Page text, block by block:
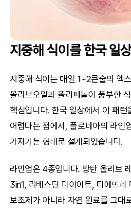
지중해 식이를 한국 일
지중해 식이는 매일 1~2큰술의 엑
올리브오일과 폴리페놀이 풍부한
핵심입니다. 한국 일상에서 이 패턴
어렵다는 점에서, 플로네아의 라인
가져가는 형태로 설계되었습니다.
라인업은 4종입니다. 방탄 올리브
3in1, 리베스틴 다이어트, 티에뜨레
보조제가 아니라 자연 원료를 그대